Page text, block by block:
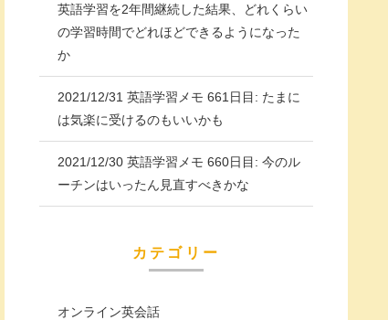
英語学習を2年間継続した結果、どれくらい
の学習時間でどれほどできるようになった
か
2021/12/31 英語学習メモ 661日目: たまに
は気楽に受けるのもいいかも
2021/12/30 英語学習メモ 660日目: 今のル
ーチンはいったん見直すべきかな
カテゴリー
オンライン英会話